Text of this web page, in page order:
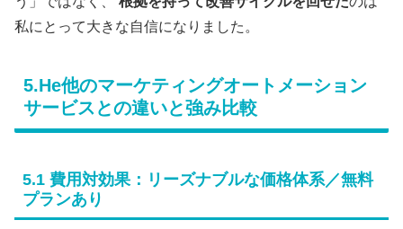
私にとって大きな自信になりました。
5.He他のマーケティングオートメーション
サービスとの違いと強み比較
5.1 費用対効果：リーズナブルな価格体系／無料
プランあり